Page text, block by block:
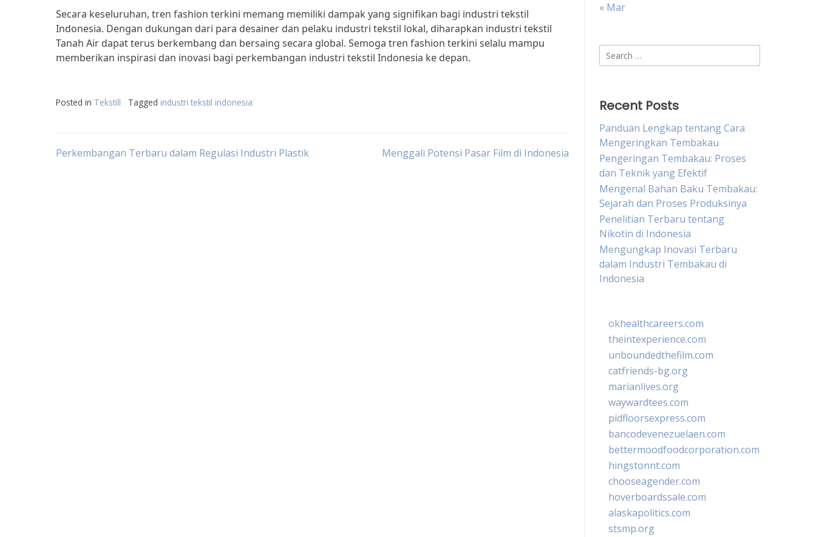
Secara keseluruhan, tren fashion terkini memang memiliki dampak yang signifikan bagi industri tekstil
Indonesia. Dengan dukungan dari para desainer dan pelaku industri tekstil lokal, diharapkan industri tekstil
Tanah Air dapat terus berkembang dan bersaing secara global. Semoga tren fashion terkini selalu mampu
memberikan inspirasi dan inovasi bagi perkembangan industri tekstil Indonesia ke depan.
Posted in Tekstill Tagged industri tekstil indonesia
Post
Perkembangan Terbaru dalam Regulasi Industri Plastik Menggali Potensi Pasar Film di Indonesia
« Mar
Search
for:
Recent Posts
Panduan Lengkap tentang Cara
Mengeringkan Tembakau
Pengeringan Tembakau: Proses
dan Teknik yang Efektif
Mengenal Bahan Baku Tembakau:
Sejarah dan Proses Produksinya
Penelitian Terbaru tentang
Nikotin di Indonesia
Mengungkap Inovasi Terbaru
dalam Industri Tembakau di
Indonesia
okhealthcareers.com
theintexperience.com
unboundedthefilm.com
catfriends-bg.org
marianlives.org
waywardtees.com
pidfloorsexpress.com
bancodevenezuelaen.com
bettermoodfoodcorporation.com
hingstonnt.com
chooseagender.com
hoverboardssale.com
alaskapolitics.com
stsmp.org